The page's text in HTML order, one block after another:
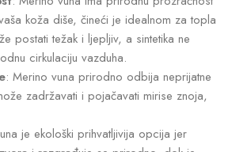
koža diše, čineći je idealnom za topla
postati težak i ljepljiv, a sintetika ne
cirkulaciju vazduha.
: Merino vuna prirodno odbija neprijatne
zadržavati i pojačavati mirise znoja,
je ekološki prihvatljivija opcija jer